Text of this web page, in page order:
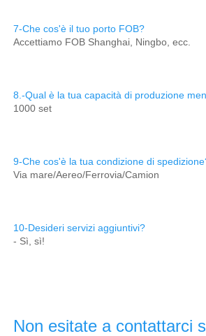
7-Che cos'è il tuo porto FOB?
Accettiamo FOB Shanghai, Ningbo, ecc.
8.-Qual è la tua capacità di produzione
1000 set
9-Che cos'è la tua condizione di
Via mare/Aereo/Ferrovia/Camion
10-Desideri servizi aggiuntivi?
- Sì, sì!
Non esitate a contattarci